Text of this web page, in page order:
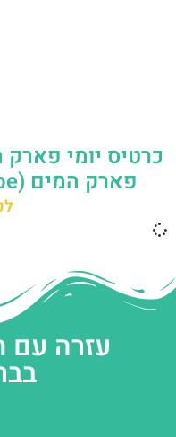
כרטיס יומי פארק
פארק המים (PortAventura Caribe)
עזרה עם